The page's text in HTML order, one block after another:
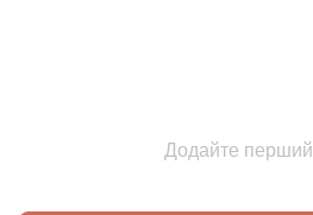
Додайте перший